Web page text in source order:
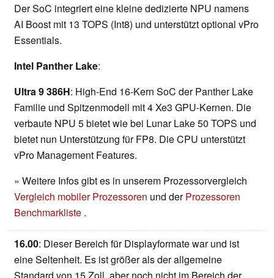
Der SoC integriert eine kleine dedizierte NPU namens
AI Boost mit 13 TOPS (Int8) und unterstützt optional vPro
Essentials.
Intel Panther Lake:
Ultra 9 386H: High-End 16-Kern SoC der Panther Lake
Familie und Spitzenmodell mit 4 Xe3 GPU-Kernen. Die
verbaute NPU 5 bietet wie bei Lunar Lake 50 TOPS und
bietet nun Unterstützung für FP8. Die CPU unterstützt
vPro Management Features.
» Weitere Infos gibt es in unserem Prozessorvergleich
Vergleich mobiler Prozessoren und derProzessoren
Benchmarkliste .
16.00: Dieser Bereich für Displayformate war und ist
eine Seltenheit. Es ist größer als der allgemeine
Standard von 15 Zoll, aber noch nicht im Bereich der